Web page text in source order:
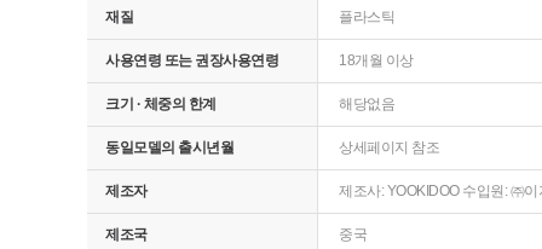
재질 플라스틱
사용연령 또는 권장사용연령 18개월 이상
크기 · 체중의 한계 해당없음
동일모델의 출시년월 상세페이지 참조
제조자 제조사: YOOKIDOO 수입원: ㈜
제조국 중국